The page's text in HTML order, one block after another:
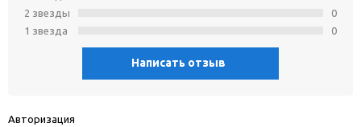
2 звeзды
1 звeзда
0
0
Написать отзыв
Авторизация